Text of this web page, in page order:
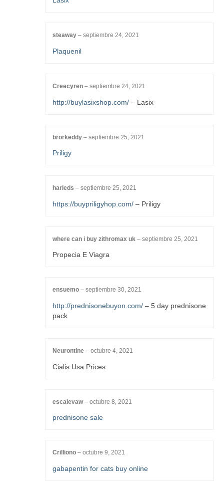
steaway – septiembre 24, 2021
Plaquenil
Creecyren – septiembre 24, 2021
http://buylasixshop.com/ – Lasix
brorkeddy – septiembre 25, 2021
Priligy
harleds – septiembre 25, 2021
https://buypriligyhop.com/ – Priligy
where can i buy zithromax uk – septiembre 25, 2021
Propecia E Viagra
ensuemo – septiembre 30, 2021
http://prednisonebuyon.com/ – 5 day prednisone
pack
Neurontine – octubre 4, 2021
Cialis Usa Prices
escalevaw– octubre 8, 2021
prednisone sale
Crilliono – octubre 9, 2021
gabapentin for cats buy online